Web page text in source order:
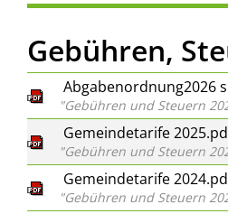
Gebühren,
Abgabenordnung2026
"Gebühren und Steuern
Gemeindetarife
"Gebühren und Steuern
Gemeindetarife
"Gebühren und Steuern